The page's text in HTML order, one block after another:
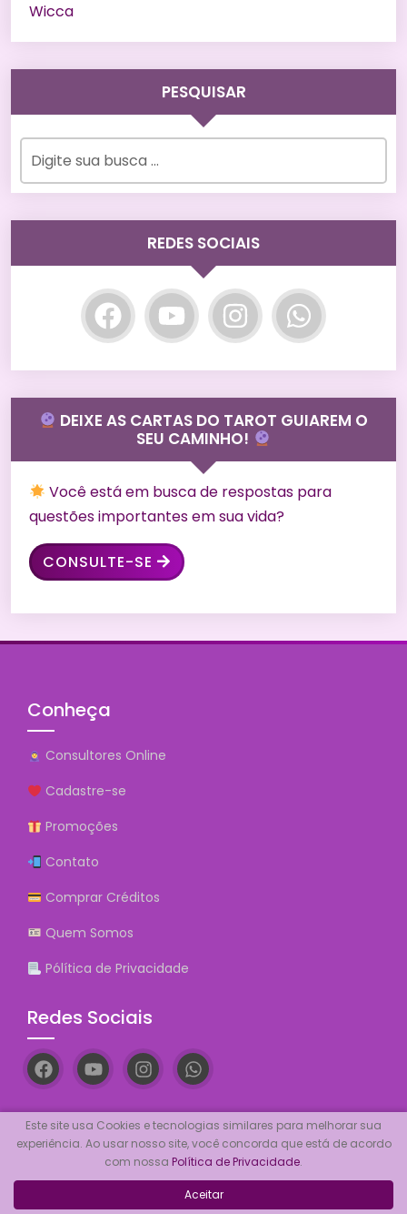
Wicca
PESQUISAR
REDES SOCIAIS
DEIXE AS CARTAS DO TAROT GUIAREM O
SEU CAMINHO!
Você está em busca de respostas para
questões importantes em sua vida?
CONSULTE-SE
Conheça
Consultores Online
Cadastre-se
Promoções
Contato
Comprar Créditos
Quem Somos
Pólítica de Privacidade
Redes Sociais
Posts Recentes
Consulta no cartasdotarot.com.br: análise
Este site usa Cookies e tecnologias similares para melhorar sua
experiência. Ao usar nosso site, você concorda que está de acordo
com nossa Política de Privacidade.
Aceitar